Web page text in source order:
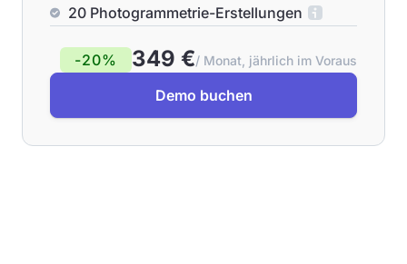
20 Photogrammetrie-Erstellungen
-20% 349 €/ Monat, jährlich im Voraus
Demo buchen